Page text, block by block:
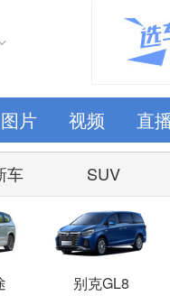
图片 视频 直
车 SUV
别克GL8